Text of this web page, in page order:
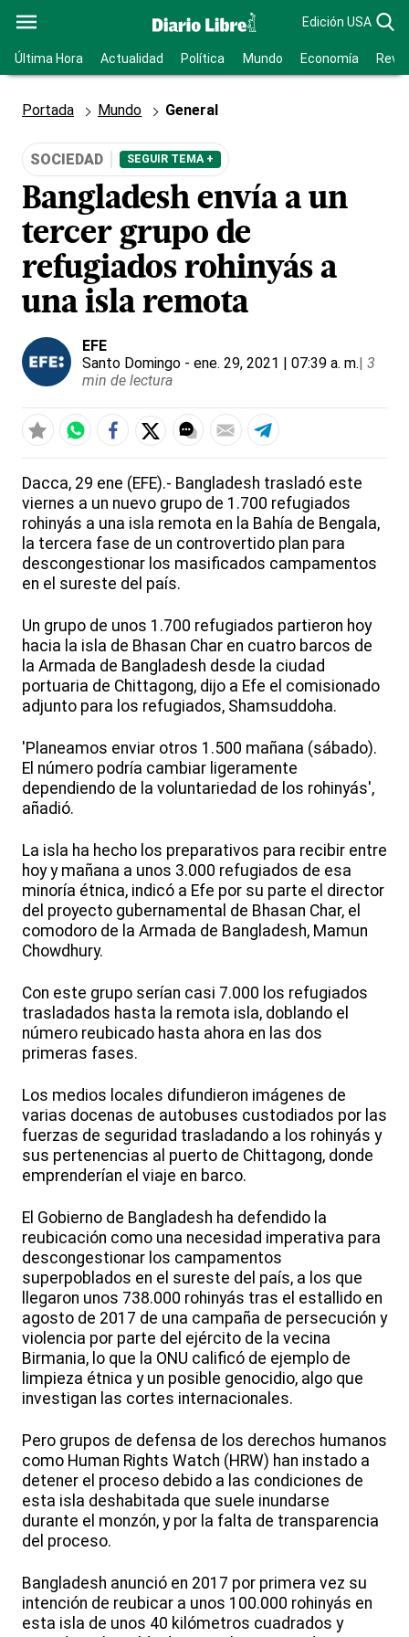
Edición USA
Última Hora Actualidad Política Mundo Economía
Portada Mundo General
SOCIEDAD SEGUIR TEMA +
Bangladesh envía a un
tercer grupo de
refugiados rohinyás a
una isla remota
EFE
Santo Domingo - ene. 29, 2021 | 07:39 a. m.| 3
min de lectura
Dacca, 29 ene (EFE).- Bangladesh trasladó este
viernes a un nuevo grupo de 1.700 refugiados
rohinyás a una isla remota en la Bahía de Bengala,
la tercera fase de un controvertido plan para
descongestionar los masificados campamentos
en el sureste del país.
Un grupo de unos 1.700 refugiados partieron hoy
hacia la isla de Bhasan Char en cuatro barcos de
la Armada de Bangladesh desde la ciudad
portuaria de Chittagong, dijo a Efe el comisionado
adjunto para los refugiados, Shamsuddoha.
'Planeamos enviar otros 1.500 mañana (sábado).
El número podría cambiar ligeramente
dependiendo de la voluntariedad de los rohinyás',
añadió.
La isla ha hecho los preparativos para recibir entre
hoy y mañana a unos 3.000 refugiados de esa
minoría étnica, indicó a Efe por su parte el director
del proyecto gubernamental de Bhasan Char, el
comodoro de la Armada de Bangladesh, Mamun
Chowdhury.
Con este grupo serían casi 7.000 los refugiados
trasladados hasta la remota isla, doblando el
número reubicado hasta ahora en las dos
primeras fases.
Los medios locales difundieron imágenes de
varias docenas de autobuses custodiados por las
fuerzas de seguridad trasladando a los rohinyás y
sus pertenencias al puerto de Chittagong, donde
emprenderían el viaje en barco.
El Gobierno de Bangladesh ha defendido la
reubicación como una necesidad imperativa para
descongestionar los campamentos
superpoblados en el sureste del país, a los que
llegaron unos 738.000 rohinyás tras el estallido en
agosto de 2017 de una campaña de persecución y
violencia por parte del ejército de la vecina
Birmania, lo que la ONU calificó de ejemplo de
limpieza étnica y un posible genocidio, algo que
investigan las cortes internacionales.
Pero grupos de defensa de los derechos humanos
como Human Rights Watch (HRW) han instado a
detener el proceso debido a las condiciones de
esta isla deshabitada que suele inundarse
durante el monzón, y por la falta de transparencia
del proceso.
Bangladesh anunció en 2017 por primera vez su
intención de reubicar a unos 100.000 rohinyás en
esta isla de unos 40 kilómetros cuadrados y